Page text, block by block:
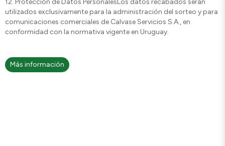
utilizados exclusivamente para la administración del sorteo y para
comunicaciones comerciales de Calvase Servicios S.A., en
conformidad con la normativa vigente en Uruguay.
Más información